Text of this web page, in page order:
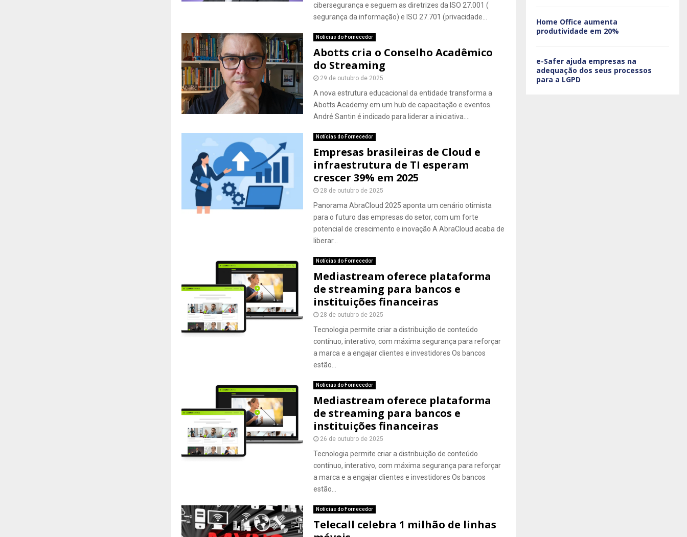
cibersegurança e seguem as diretrizes da ISO 27.001 (
segurança da informação) e ISO 27.701 (privacidade...
Notícias do Fornecedor
Abotts cria o Conselho Acadêmico
do Streaming
29 de outubro de 2025
A nova estrutura educacional da entidade transforma a
Abotts Academy em um hub de capacitação e eventos.
André Santin é indicado para liderar a iniciativa....
Notícias do Fornecedor
Empresas brasileiras de Cloud e
infraestrutura de TI esperam
crescer 39% em 2025
28 de outubro de 2025
Panorama AbraCloud 2025 aponta um cenário otimista
para o futuro das empresas do setor, com um forte
potencial de crescimento e inovação A AbraCloud acaba de
liberar...
Notícias do Fornecedor
Mediastream oferece plataforma
de streaming para bancos e
instituições financeiras
28 de outubro de 2025
Tecnologia permite criar a distribuição de conteúdo
contínuo, interativo, com máxima segurança para reforçar
a marca e a engajar clientes e investidores Os bancos
estão...
Notícias do Fornecedor
Mediastream oferece plataforma
de streaming para bancos e
instituições financeiras
26 de outubro de 2025
Tecnologia permite criar a distribuição de conteúdo
contínuo, interativo, com máxima segurança para reforçar
a marca e a engajar clientes e investidores Os bancos
estão...
Notícias do Fornecedor
Telecall celebra 1 milhão de linhas
Home Office aumenta
produtividade em 20%
e-Safer ajuda empresas na
adequação dos seus processos
para a LGPD